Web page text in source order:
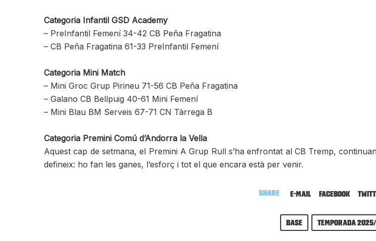
Categoria Infantil GSD Academy
– PreInfantil Femení 34-42 CB Peña Fragatina
– CB Peña Fragatina 61-33 PreInfantil Femení
Categoria Mini Match
– Mini Groc Grup Pirineu 71-56 CB Peña Fragatina
– Galano CB Bellpuig 40-61 Mini Femení
– Mini Blau BM Serveis 67-71 CN Tàrrega B
Categoria Premini Comú d’Andorra la Vella
Aquest cap de setmana, el Premini A Grup Rull s’ha enfrontat al CB Tremp,
defineix: ho fan les ganes, l’esforç i tot el que encara està per venir.
Share E-mail Facebook
Base Temporada